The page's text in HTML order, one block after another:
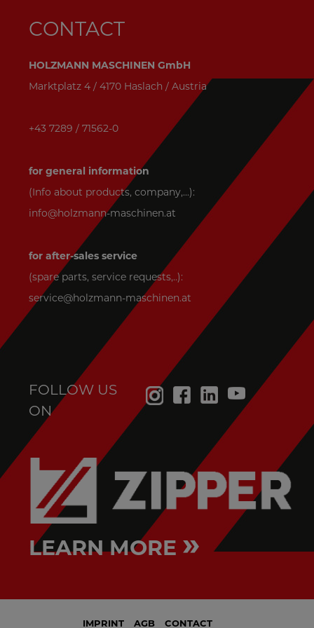
CONTACT
HOLZMANN MASCHINEN GmbH
Marktplatz 4 / 4170 Haslach / Austria
+43 7289 / 71562-0
for general information
(Info about products, company,...):
info@holzmann-maschinen.at
for after-sales service
(spare parts, service requests,..):
service@holzmann-maschinen.at
FOLLOW US
ON
LEARN MORE »
IMPRINT AGB CONTACT